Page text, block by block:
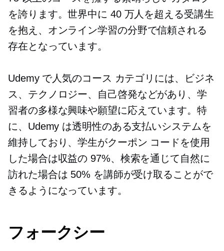
を誇ります。世界中に 40 万人を超える受講生
を抱え、オンライン学習の分野で信頼される
存在となっています。
Udemy で人気のコース カテゴリには、ビジネ
ス、テクノロジー、自己啓発などがあり、学
習者の多様な興味や願望に応えています。特
に、Udemy は透明性のある支払いシステムを
維持しており、学生がクーポン コードを使用
した場合は収益の 97%、検索を通じて自然に
訪れた場合は 50% を講師が受け取ることがで
きるようになっています。
フォークシー